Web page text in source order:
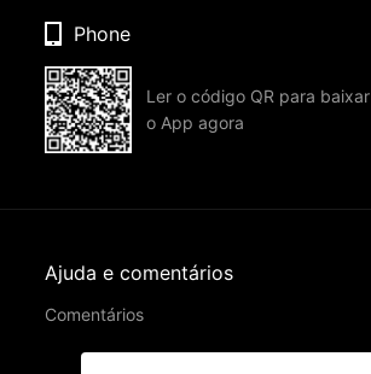
Phone
Ler o código QR para baixar
o App agora
Ajuda e comentários
Comentários